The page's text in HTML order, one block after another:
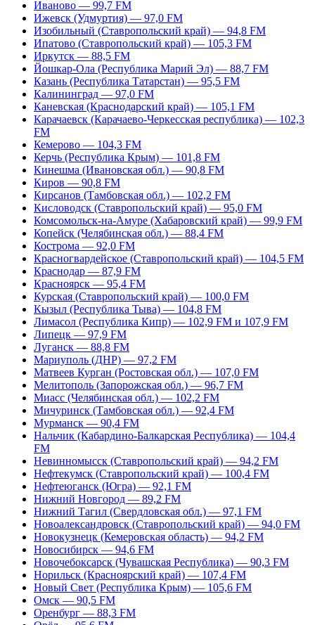
Иваново — 99,7 FM
Ижевск (Удмуртия) — 97,0 FM
Изобильный (Ставропольский край) — 94,8 FM
Ипатово (Ставропольский край) — 105,3 FM
Иркутск — 88,5 FM
Йошкар-Ола (Республика Марий Эл) — 88,7 FM
Казань (Республика Татарстан) — 95,5 FM
Калининград — 97,0 FM
Каневская (Краснодарский край) — 105,1 FM
Карачаевск (Карачаево-Черкесская республика) — 102,3
FM
Кемерово — 104,3 FM
Керчь (Республика Крым) — 101,8 FM
Кинешма (Ивановская обл.) — 90,8 FM
Киров — 90,8 FM
Кирсанов (Тамбовская обл.) — 102,2 FM
Кисловодск (Ставропольский край) — 95,0 FM
Комсомольск-на-Амуре (Хабаровский край) — 99,9 FM
Копейск (Челябинская обл.) — 88,4 FM
Кострома — 92,0 FM
Красногвардейское (Ставропольский край) — 104,5 FM
Краснодар — 87,9 FM
Красноярск — 95,4 FM
Курская (Ставропольский край) — 100,0 FM
Кызыл (Республика Тыва) — 104,8 FM
Лимасол (Республика Кипр) — 102,9 FM и 107,9 FM
Липецк — 97,9 FM
Луганск — 88,8 FM
Мариуполь (ДНР) — 97,2 FM
Матвеев Курган (Ростовская обл.) — 107,0 FM
Мелитополь (Запорожская обл.) — 96,7 FM
Миасс (Челябинская обл.) — 102,2 FM
Мичуринск (Тамбовская обл.) — 92,4 FM
Мурманск — 90,4 FM
Нальчик (Кабардино-Балкарская Республика) — 104,4
FM
Невинномысск (Ставропольский край) — 94,2 FM
Нефтекумск (Ставропольский край) — 100,4 FM
Нефтеюганск (Югра) — 92,1 FM
Нижний Новгород — 89,2 FM
Нижний Тагил (Свердловская обл.) — 97,1 FM
Новоалександровск (Ставропольский край) — 94,0 FM
Новокузнецк (Кемеровская область) — 94,2 FM
Новосибирск — 94,6 FM
Новочебоксарск (Чувашская Республика) — 90,3 FM
Норильск (Красноярский край) — 107,4 FM
Новый Свет (Республика Крым) — 105,6 FM
Омск — 90,5 FM
Оренбург — 88,3 FM